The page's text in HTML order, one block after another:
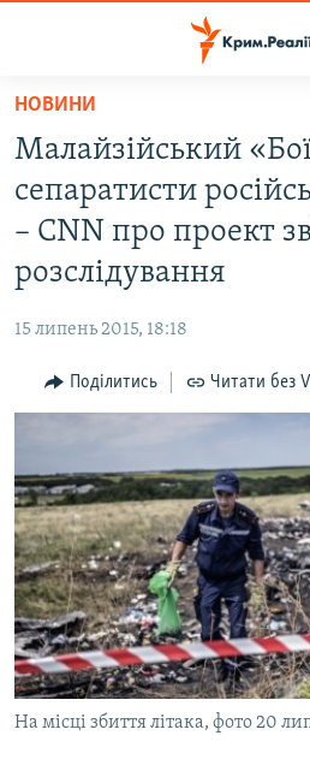
Перейти
основного
матеріалу
Перейти
основної
Перейти
пошуку
ВІДЕО ТА ФОТО
ПОЛІТИКА
ІНТЕРВ'Ю
СПЕЦПРОЕКТИ
ДЕПОРТАЦІЯ
ВІДЕОУРОКИ «ELIFBE»
СВІДЧЕННЯ ОКУПАЦІЇ
УКРАЇНСЬКА ПРОБЛЕМА КРИМУ
ІНФОГРАФІКА
ЯК ОБІЙТИ БЛОКУВАННЯ
Русский
Qırımtatar
ДОЛУЧАЙСЯ!
НОВИНИ
Малайзійський
сепаратисти
– CNN про проект
розслідування
15 липень 2015, 18:18
Поділитись Читати без
На місці збиття літака, фото 20